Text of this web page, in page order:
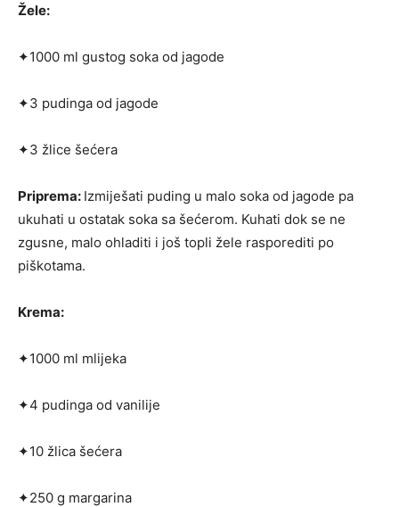
Žele:
✦1000 ml gustog soka od jagode
✦3 pudinga od jagode
✦3 žlice šećera
Priprema: Izmiješati puding u malo soka od jagode pa
ukuhati u ostatak soka sa šećerom. Kuhati dok se ne
zgusne, malo ohladiti i još topli žele rasporediti po
piškotama.
Krema:
✦1000 ml mlijeka
✦4 pudinga od vanilije
✦10 žlica šećera
✦250 g margarina